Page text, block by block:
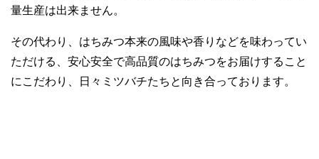
量生産は出来ません。
その代わり、はちみつ本来の風味や香りなどを味わってい
ただける、安心安全で高品質のはちみつをお届けすること
にこだわり、日々ミツバチたちと向き合っております。